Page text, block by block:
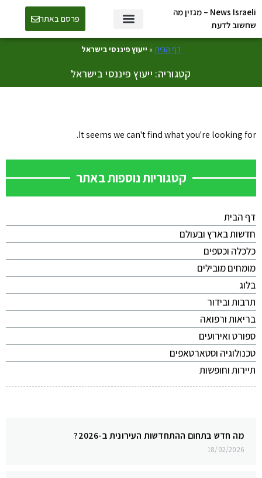
News Israeli – מגזין מה
שחשוב לדעת
פרסם באתר
דף הבית» ייעוץ פיננסי בישראל
קטגוריה: ייעוץ פיננסי בישראל
It seems we can't find what you're looking for.
קטגוריות נוספות באתר
דף הבית
חדשות בארץ ובעולם
כלכלה וכספים
מומחים מובילים
בלוג
תרבות ובידור
בריאות ורפואה
ספורט ואירועים
טכנולוגיה וסטארטאפים
תיירות וחופשות
מה חדש בתחום ההתחדשות העירונית ב-2026?
18/02/2026